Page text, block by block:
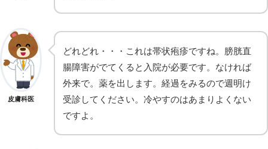
皮膚科医
どれどれ・・・これは帯状疱疹ですね。膀胱直
腸障害がでてくると入院が必要です。なければ
外来で。薬を出します。経過をみるので週明け
受診してください。冷やすのはあまりよくない
ですよ。